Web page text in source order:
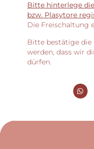
Bitte hinterlege
bzw. Plasytore
Die Freischaltung
Bitte bestätige die
werden, dass wir
dürfen.